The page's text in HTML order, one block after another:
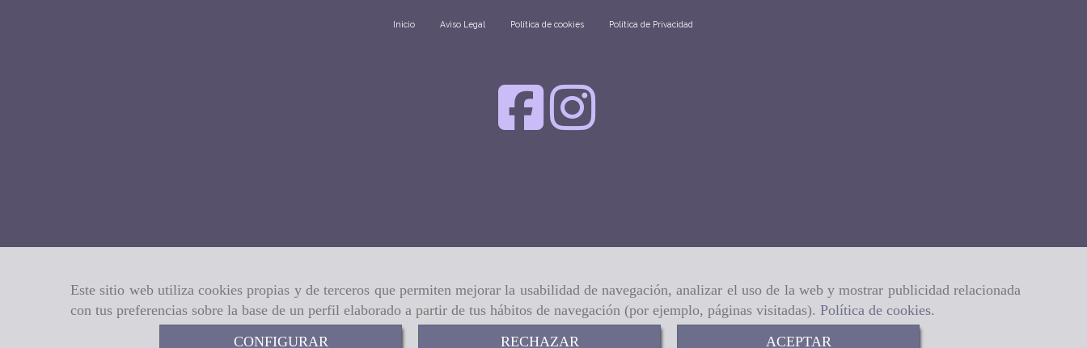
Este sitio web utiliza cookies propias y de terceros que permiten mejorar la usabilidad de navegación, analizar el uso de la web y mostrar publicidad relacionada
con tus preferencias sobre la base de un perfil elaborado a partir de tus hábitos de navegación (por ejemplo, páginas visitadas). Política de cookies.
CONFIGURAR
RECHAZAR ACEPTAR
Inicio Aviso Legal Política de cookies Política de Privacidad